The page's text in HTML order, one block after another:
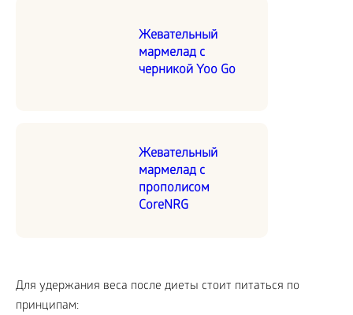
Жевательный
мармелад с
черникой Yoo Go
Жевательный
мармелад с
прополисом
CoreNRG
Для удержания веса после диеты стоит питаться по
принципам: